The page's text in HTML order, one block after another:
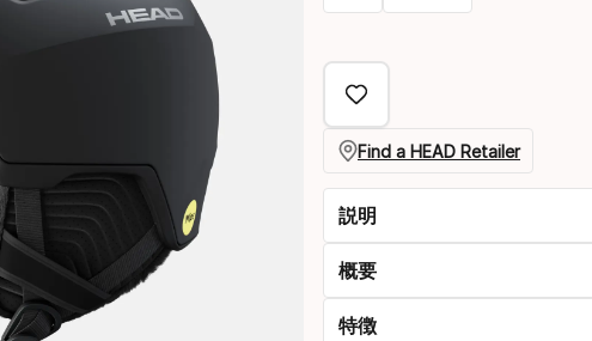
select
option:
サ
イ
ズ
Find a HEAD Retailer
説明
概要
特徴